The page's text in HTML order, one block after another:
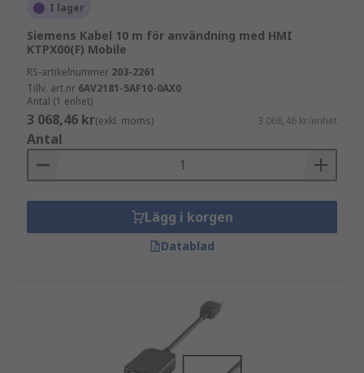
I lager
Siemens Kabel 10 m för användning med HMI
KTPX00(F) Mobile
RS-artikelnummer 203-2261
Tillv. art.nr 6AV2181-5AF10-0AX0
Antal (1 enhet)
3 068,46 kr(exkl. moms) 3 068,46 kr/enhet
Antal
Lägg i korgen
Datablad